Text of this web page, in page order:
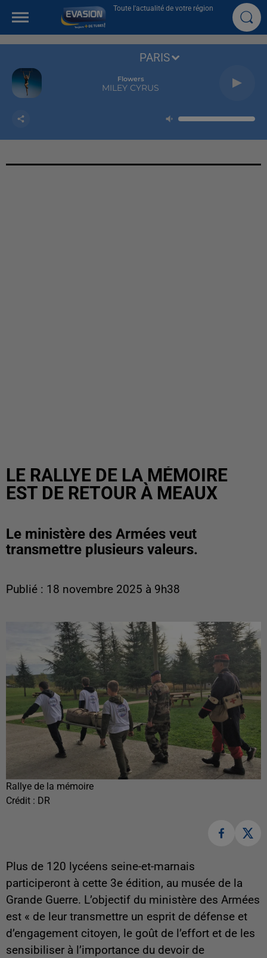
Toute l'actualité de votre région
Flowers
MILEY CYRUS
PARIS
LE RALLYE DE LA MÉMOIRE
EST DE RETOUR À MEAUX
Le ministère des Armées veut
transmettre plusieurs valeurs.
Publié : 18 novembre 2025 à 9h38
Rallye de la mémoire
Crédit : DR
Plus de 120 lycéens seine-et-marnais
participeront à cette 3e édition, au musée de la
Grande Guerre. L’objectif du ministère des Armées
est « de leur transmettre un esprit de défense et
d’engagement citoyen, le goût de l’effort et de les
sensibiliser à l’importance du devoir de